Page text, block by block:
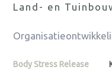
Land- en
Body Stress Release